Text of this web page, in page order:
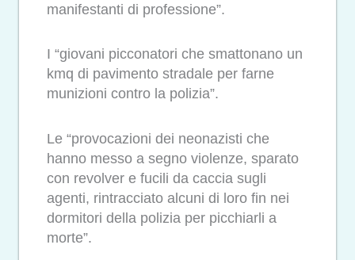
manifestanti di professione”.
I “giovani picconatori che smattonano un
kmq di pavimento stradale per farne
munizioni contro la polizia”.
Le “provocazioni dei neonazisti che
hanno messo a segno violenze, sparato
con revolver e fucili da caccia sugli
agenti, rintracciato alcuni di loro fin nei
dormitori della polizia per picchiarli a
morte”.